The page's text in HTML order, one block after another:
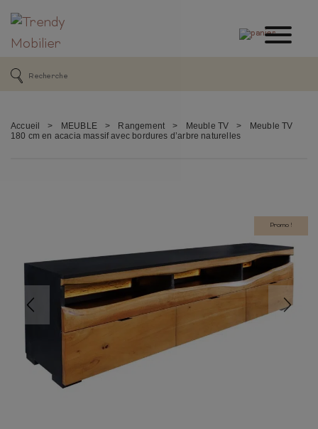
Accueil > MEUBLE > Rangement > Meuble TV >
Meuble TV
180 cm en acacia massif avec bordures d’arbre naturelles
Promo !